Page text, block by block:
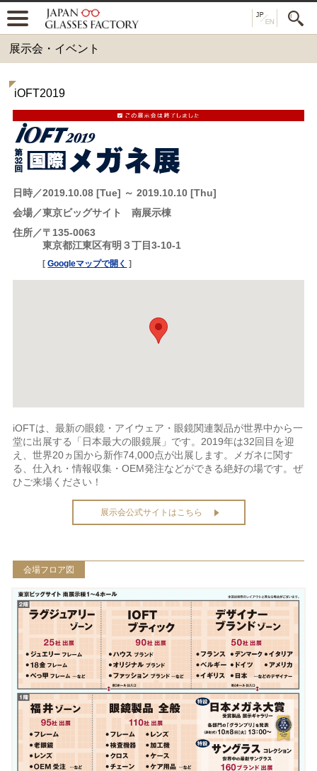
展示会・イベント
iOFT2019
日時
2019.10.08 [Tue] ～ 2019.10.10 [Thu]
会場
東京ビッグサイト 南展示棟
住所
〒135-0063
東京都江東区有明３丁目3-10-1
[Googleマップで開く ]
iOFTは、最新の眼鏡・アイウェア・眼鏡関連製品が世界中から一
堂に出展する「日本最大の眼鏡展」です。2019年は32回目を迎
え、世界20ヵ国から新作74,000点が出展します。メガネに関す
る、仕入れ・情報収集・OEM発注などができる絶好の場です。ぜ
ひご来場ください！
展示会公式サイトはこちら
会場フロア図